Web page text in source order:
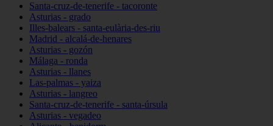
Santa-cruz-de-tenerife - tacoronte
Asturias - grado
Illes-balears - santa-eulària-des-riu
Madrid - alcalá-de-henares
Asturias - gozón
Málaga - ronda
Asturias - llanes
Las-palmas - yaiza
Asturias - langreo
Santa-cruz-de-tenerife - santa-úrsula
Asturias - vegadeo